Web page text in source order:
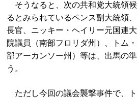
そうなると、次の共和党大統領
るとみられているペンス副大統領
長官、ニッキー・ヘイリー元国連
院議員（南部フロリダ州）、トム
部アーカンソー州）等は、出馬の
う。
ただし今回の議会襲撃事件で、